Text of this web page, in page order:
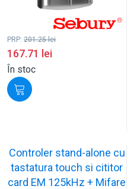
PRP: 201.25lei
167.71 lei
În stoc
Controler stand-alone cu
tastatura touch si cititor
card EM 125kHz + Mifare